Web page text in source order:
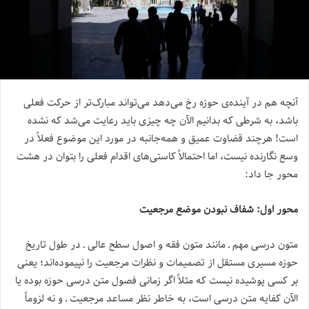
آنچه هم در آینده‌ی حوزه رخ می‌دهد می‌تواند مبارک‌تر از حرکت فعلی
باشد، به شرطی که بدانیم الآن چه چیزی باید رعایت می‌شد که نشده
است! هرچند قضاوت عمیق و همه‌جانبه در مورد این موضوع فعلاً در
وسع نگارنده نیست، اما احتمالاً کاستی‌های اقدام فعلی را بتوان در هشت
محور جا داد:
محور اول: شفاف نبودن موضع مرجعیت
متون درسی مهم ـ مانند متون فقه و اصول سطح عالی ـ در طول تاریخ
حوزه مسیری مستقل از تصمیمات و نظرات مرجعیت را نپیموده‌اند؛ یعنی
بر کسی پوشیده نیست که مثلاً اگر زمانی فصول متن درسی حوزه بوده یا
الآن کفایه متن درسی است، به خاطر نظر مساعد مرجعیت ـ و نه لزوماً